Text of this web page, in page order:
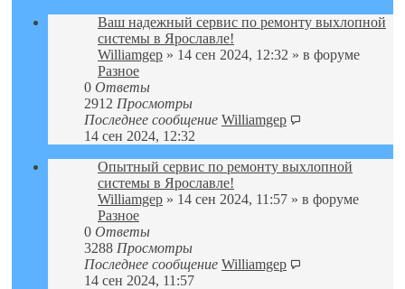
Ваш надежный сервис по ремонту выхлопной
системы в Ярославле!
Williamgep » 14 сен 2024, 12:32 » в форуме
Разное
0 Ответы
2912 Просмотры
Последнее сообщение Williamgep
14 сен 2024, 12:32
Опытный сервис по ремонту выхлопной
системы в Ярославле!
Williamgep » 14 сен 2024, 11:57 » в форуме
Разное
0 Ответы
3288 Просмотры
Последнее сообщение Williamgep
14 сен 2024, 11:57